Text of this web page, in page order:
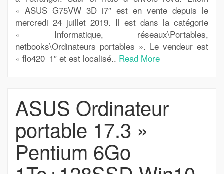
« ASUS G75VW 3D i7″ est en vente depuis le
mercredi 24 juillet 2019. Il est dans la catégorie
« Informatique, réseaux\Portables,
netbooks\Ordinateurs portables ». Le vendeur est
« flo420_1″ et est localisé.. Read More
ASUS Ordinateur
portable 17.3 »
Pentium 6Go